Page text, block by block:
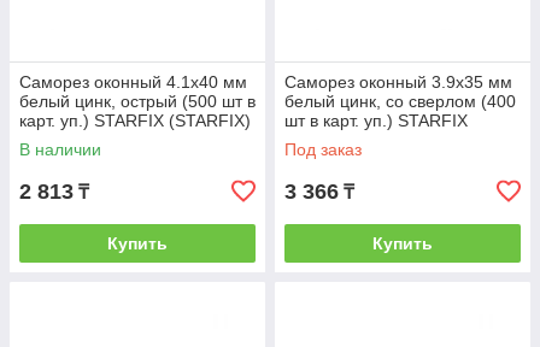
Саморез оконный 4.1х40 мм
белый цинк, острый (500 шт в
карт. уп.) STARFIX (STARFIX)
(SMC2-39928-500)
В наличии
2 813 ₸
Купить
Саморез оконный 3.9х35 мм
белый цинк, со сверлом (400
шт в карт. уп.) STARFIX
(STARFIX) (SMC1-80898-400)
Под заказ
3 366 ₸
Купить